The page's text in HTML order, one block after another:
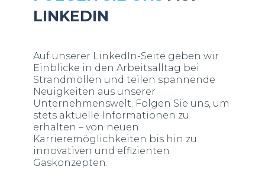
LINKEDIN
Auf unserer LinkedIn-Seite geben wir
Einblicke in den Arbeitsalltag bei
Strandmöllen und teilen spannende
Neuigkeiten aus unserer
Unternehmenswelt. Folgen Sie uns, um
stets aktuelle Informationen zu
erhalten – von neuen
Karrieremöglichkeiten bis hin zu
innovativen und effizienten
Gaskonzepten.